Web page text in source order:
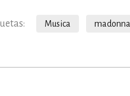
Musica madonna